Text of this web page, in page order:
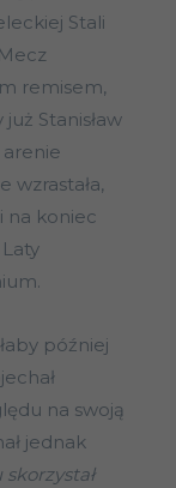
Stali
remisem,
Stanisław
arenie
wzrastała,
na koniec
później
na swoją
jednak